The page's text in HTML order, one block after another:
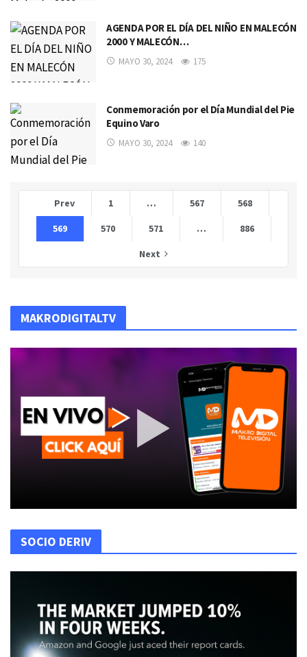
AGENDA POR EL DÍA DEL NIÑO EN MALECÓN
2000 Y MALECÓN…
MAYO 30, 2024 175
Conmemoración por el Día Mundial del Pie
Equino Varo
MAYO 30, 2024 140
Prev 1 … 567 568
569 570 571 … 886
Next
MAKRODIGITALTV
SOCIO DERIV